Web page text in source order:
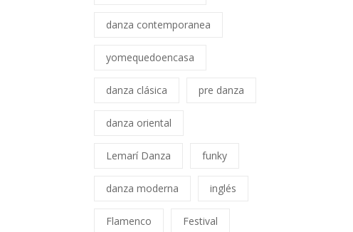
danza contemporanea
yomequedoencasa
danza clásica pre danza
danza oriental
Lemarí Danza funky
danza moderna inglés
Flamenco Festival